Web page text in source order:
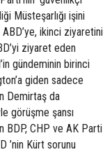
Müsteşarlığı işini
ikinci ziyaretini
ziyaret eden
gündeminin birinci
giden sadece
Demirtaş da
görüşme şansı
BDP, CHP ve AK Parti
’nin Kürt sorunu